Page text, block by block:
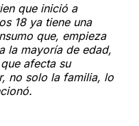
que inició a
18 ya tiene una
que, empieza
la mayoría de edad,
afecta su
no solo la familia, lo